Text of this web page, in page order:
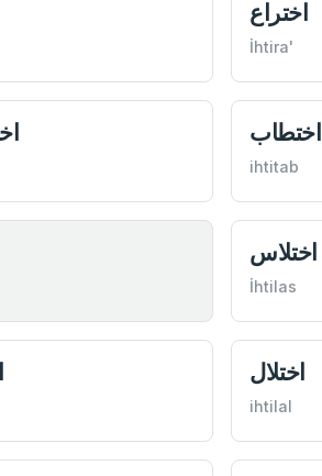
اختراع
İhtira'
اختطاب
ihtitab
اختلاس
İhtilas
اختلال
ihtilal